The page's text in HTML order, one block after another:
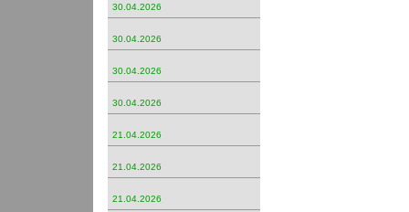
30.04.2026
30.04.2026
30.04.2026
30.04.2026
21.04.2026
21.04.2026
21.04.2026